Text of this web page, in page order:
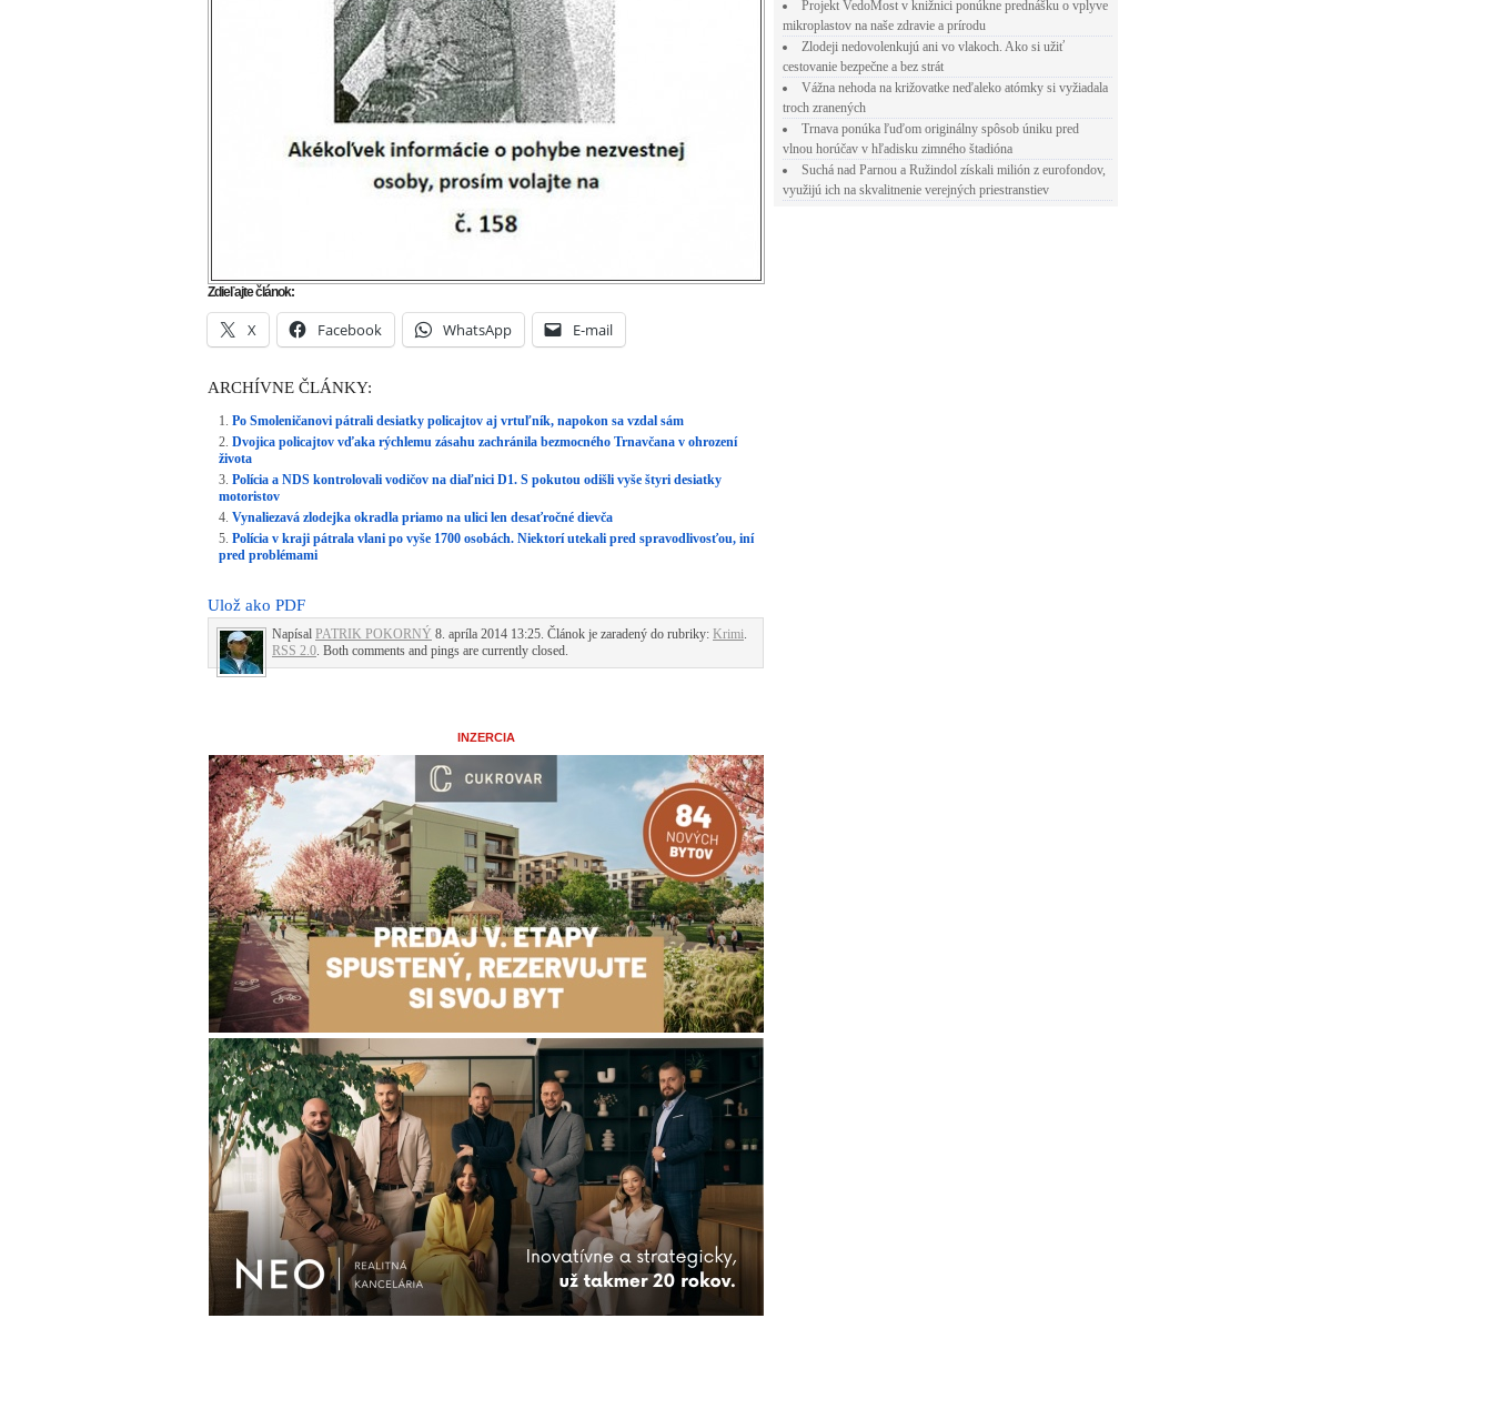
Zdieľajte článok:
X Facebook WhatsApp E-mail
ARCHÍVNE ČLÁNKY:
Po Smoleničanovi pátrali desiatky policajtov aj vrtuľník, napokon sa vzdal sám
Dvojica policajtov vďaka rýchlemu zásahu zachránila bezmocného Trnavčana v ohrození
života
Polícia a NDS kontrolovali vodičov na diaľnici D1. S pokutou odišli vyše štyri desiatky
motoristov
Vynaliezavá zlodejka okradla priamo na ulici len desaťročné dievča
Polícia v kraji pátrala vlani po vyše 1700 osobách. Niektorí utekali pred spravodlivosťou, iní
pred problémami
Ulož ako PDF
Napísal PATRIK POKORNÝ 8. apríla 2014 13:25. Článok je zaradený do rubriky: Krimi.
RSS 2.0. Both comments and pings are currently closed.
INZERCIA
Projekt VedoMost v knižnici ponúkne prednášku o vplyve
mikroplastov na naše zdravie a prírodu
Zlodeji nedovolenkujú ani vo vlakoch. Ako si užiť
cestovanie bezpečne a bez strát
Vážna nehoda na križovatke neďaleko atómky si vyžiadala
troch zranených
Trnava ponúka ľuďom originálny spôsob úniku pred
vlnou horúčav v hľadisku zimného štadióna
Suchá nad Parnou a Ružindol získali milión z eurofondov,
využijú ich na skvalitnenie verejných priestranstiev